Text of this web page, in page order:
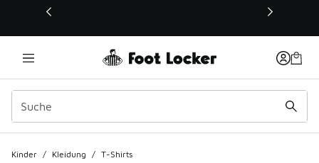
Dieser Link öffnet sich in einem neuen Fenster
Kinder / Kleidung / T-Shirts